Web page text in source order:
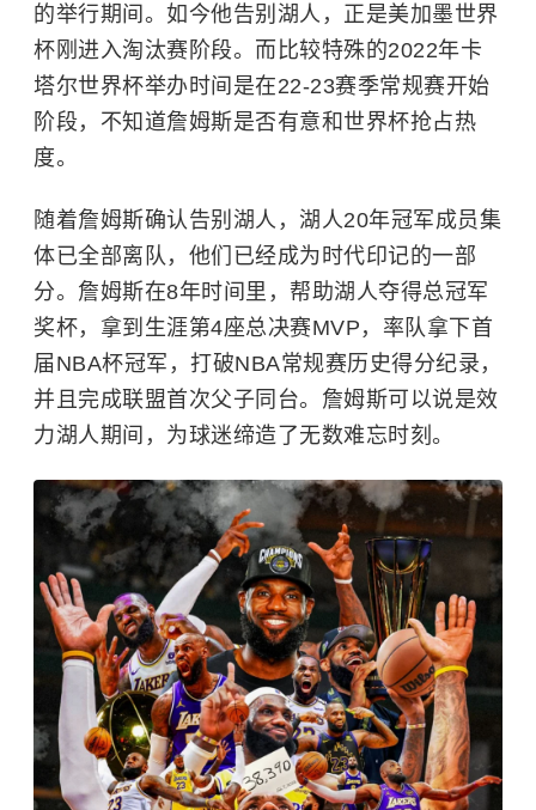
的举行期间。如今他告别湖人，正是美加墨世界
杯刚进入淘汰赛阶段。而比较特殊的2022年卡
塔尔世界杯举办时间是在22-23赛季常规赛开始
阶段，不知道詹姆斯是否有意和世界杯抢占热
度。
随着詹姆斯确认告别湖人，湖人20年冠军成员集
体已全部离队，他们已经成为时代印记的一部
分。詹姆斯在8年时间里，帮助湖人夺得总冠军
奖杯，拿到生涯第4座总决赛MVP，率队拿下首
届NBA杯冠军，打破NBA常规赛历史得分纪录，
并且完成联盟首次父子同台。詹姆斯可以说是效
力湖人期间，为球迷缔造了无数难忘时刻。